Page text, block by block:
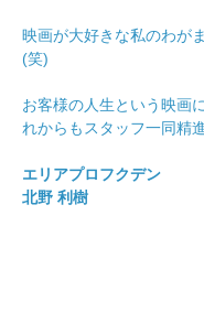
映画が大好きな私のわが
(笑)
お客様の人生という映画
れからもスタッフ一同精
エリアプロフクデン
北野 利樹